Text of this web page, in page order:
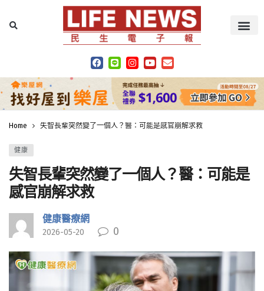
Home 失智長輩突然變了一個人？醫：可能是感官崩解求救
健康
失智長輩突然變了一個人？醫：可能是
感官崩解求救
健康醫療網
2026-05-20 0